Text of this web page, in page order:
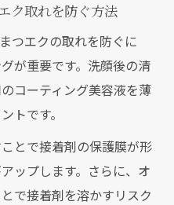
ク取れを防ぐ方法
つエクの取れを防ぐに
が重要です。洗顔後の清
コーティング美容液を薄
トです。
とで接着剤の保護膜が形
ップします。さらに、オ
で接着剤を溶かすリスク